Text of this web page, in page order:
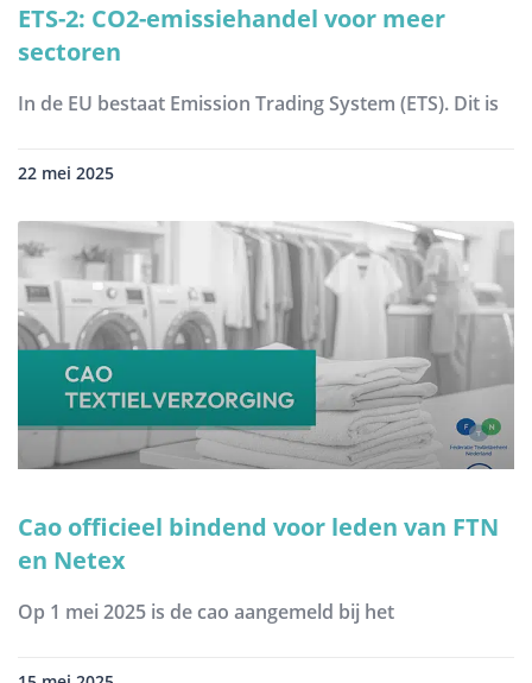
ETS-2: CO2-emissiehandel voor meer
sectoren
In de EU bestaat Emission Trading System (ETS). Dit is
22 mei 2025
Cao officieel bindend voor leden van FTN
en Netex
Op 1 mei 2025 is de cao aangemeld bij het